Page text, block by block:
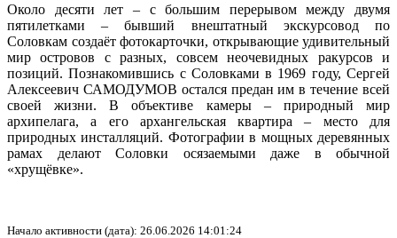
Около десяти лет – с большим перерывом между двумя
пятилетками – бывший внештатный экскурсовод по
Соловкам создаёт фотокарточки, открывающие удивительный
мир островов с разных, совсем неочевидных ракурсов и
позиций. Познакомившись с Соловками в 1969 году, Сергей
Алексеевич САМОДУМОВ остался предан им в течение всей
своей жизни. В объективе камеры – природный мир
архипелага, а его архангельская квартира – место для
природных инсталляций. Фотографии в мощных деревянных
рамах делают Соловки осязаемыми даже в обычной
«хрущёвке».
Начало активности (дата): 26.06.2026 14:01:24